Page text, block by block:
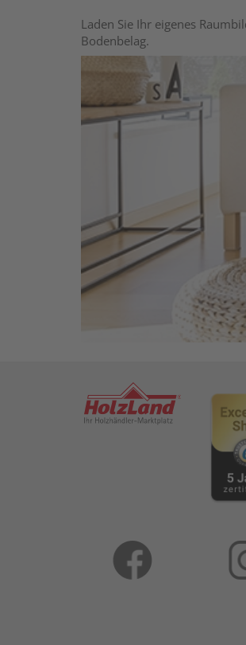
Laden Sie Ihr eigenes
Bodenbelag.